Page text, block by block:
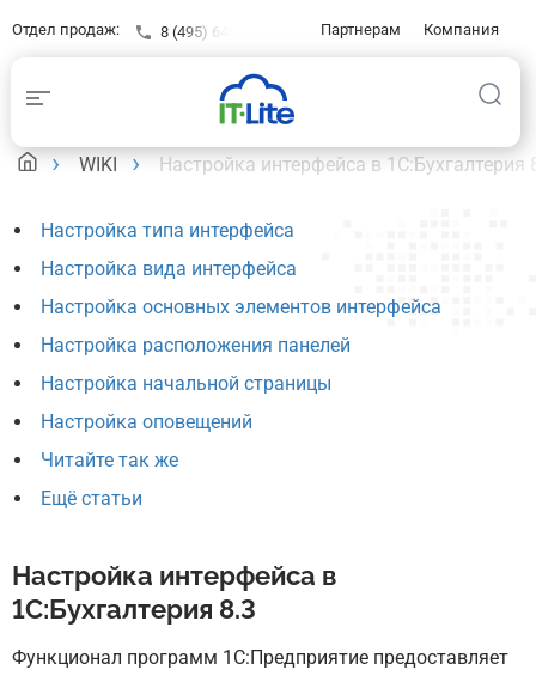
Отдел продаж: 8 (495) 646-23-16 Партнерам
Компания
WIKI Настройка интерфейса в 1С:Бухгалтерия
Настройка типа интерфейса
Настройка вида интерфейса
Настройка основных элементов интерфейса
Настройка расположения панелей
Настройка начальной страницы
Настройка оповещений
Читайте так же
Ещё статьи
Настройка интерфейса в
1С:Бухгалтерия 8.3
Функционал программ 1С:Предприятие предоставляет